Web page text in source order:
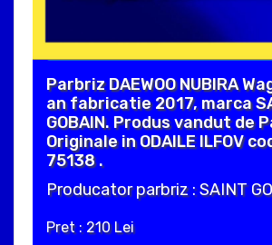
Parbriz DAEWOO NUBIRA
an fabricatie 2017, marca
GOBAIN. Produs vandut de
Originale in ODAILE ILFOV
75138 .
Producator parbriz : SAINT
Pret : 210 Lei